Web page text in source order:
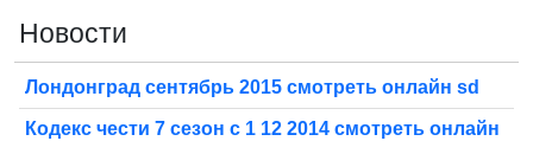
Новости
Лондонград сентябрь 2015 смотреть онлайн sd
Кодекс чести 7 сезон с 1 12 2014 смотреть онлайн